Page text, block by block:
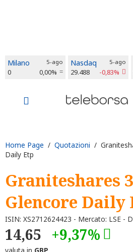
Milano 5-ago
0 0,00%
Nasdaq 5-ago
29.488 -0,83%
Home Page / Quotazioni /
Daily Etp
Graniteshares
Glencore Daily
ISIN: XS2712624423 - Mercato: LSE -
14,65 +9,37%
valuta in GBP